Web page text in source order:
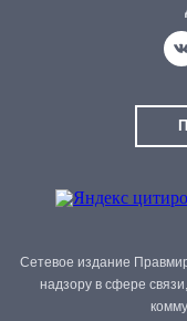
Сетевое издание
надзору в сфере